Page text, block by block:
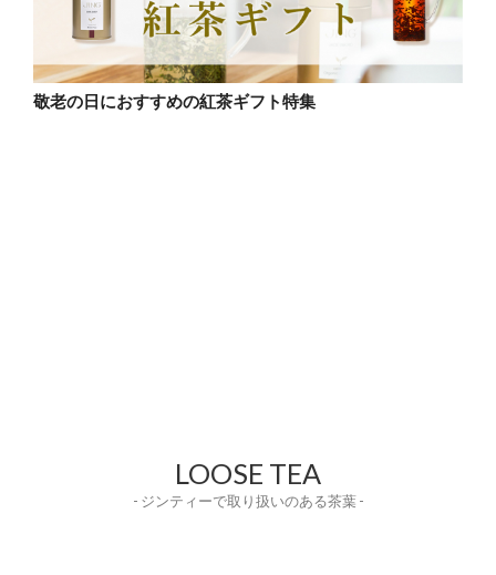
敬老の日におすすめの紅茶ギフト特集
LOOSE TEA
- ジンティーで取り扱いのある茶葉 -